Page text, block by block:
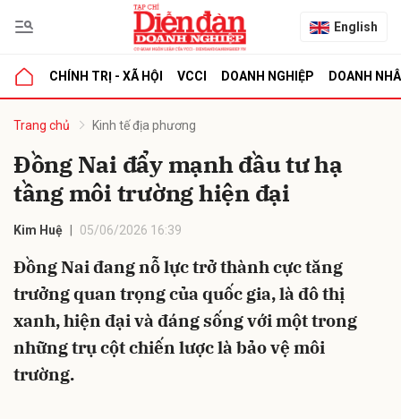
English
CHÍNH TRỊ - XÃ HỘI VCCI DOANH NGHIỆP DOANH
Trang chủ Kinh tế địa phương
Đồng Nai đẩy mạnh đầu tư hạ
tầng môi trường hiện đại
Kim Huệ 05/06/2026 16:39
Đồng Nai đang nỗ lực trở thành cực tăng
trưởng quan trọng của quốc gia, là đô thị
xanh, hiện đại và đáng sống với một trong
những trụ cột chiến lược là bảo vệ môi
trường.
luận
Hủy